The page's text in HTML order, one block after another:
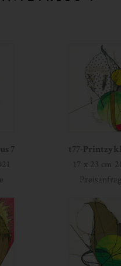
7
t77-
17 x 23 cm